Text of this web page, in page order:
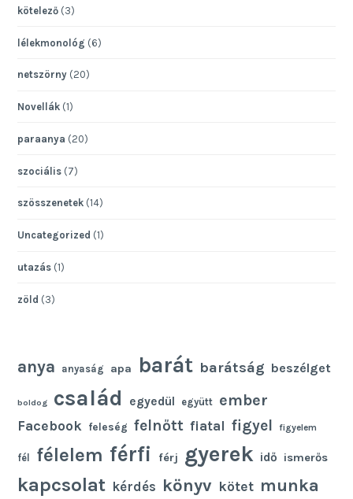
kötelező (3)
lélekmonológ (6)
netszörny (20)
Novellák (1)
paraanya (20)
szociális (7)
szösszenetek (14)
Uncategorized (1)
utazás (1)
zöld (3)
anya anyaság apa barát barátság beszélget
boldog család egyedül együtt ember
Facebook feleség felnőtt fiatal figyel figyelem
fél félelem férfi férj gyerek idő ismerős
kapcsolat kérdés könyv kötet munka